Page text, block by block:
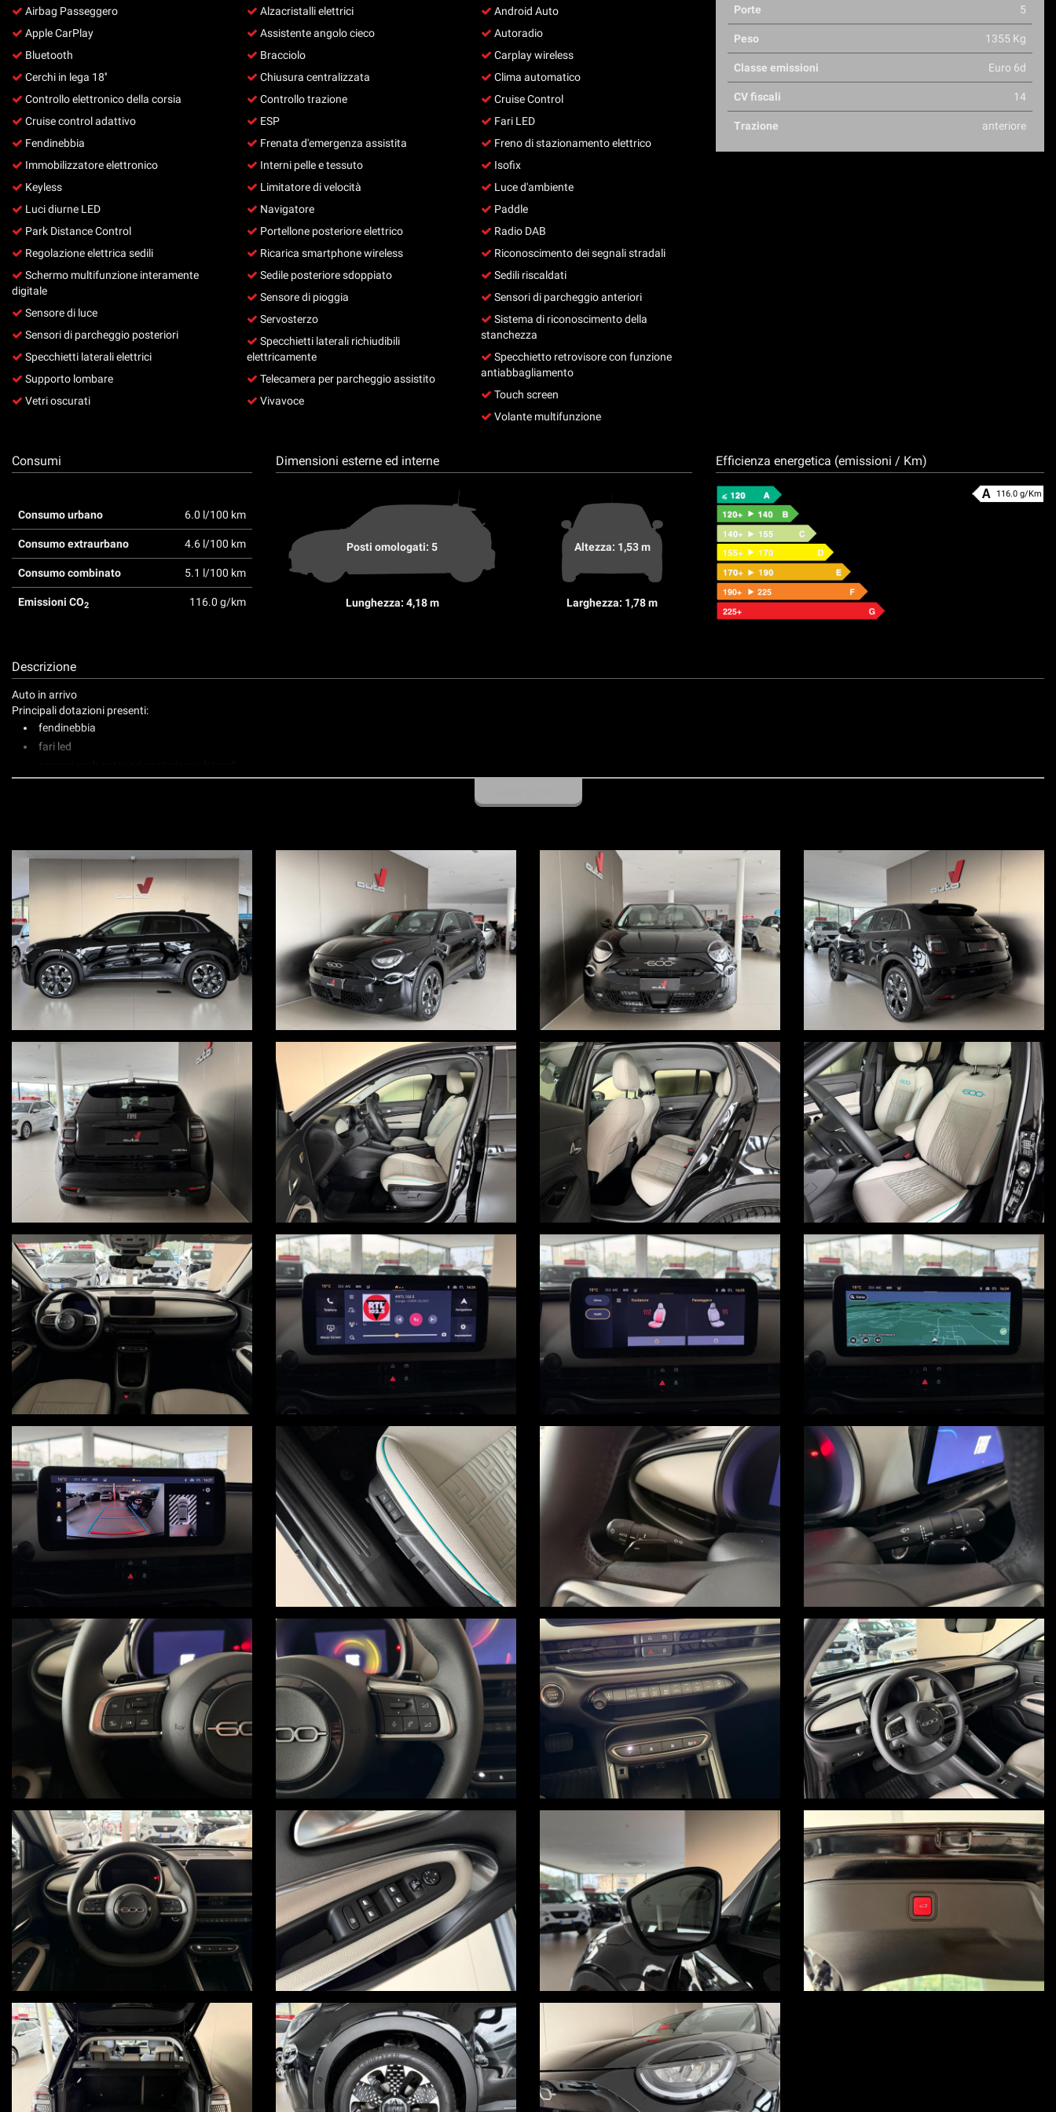
Airbag Passeggero
Apple CarPlay
Bluetooth
Cerchi in lega 18''
Controllo elettronico della corsia
Cruise control adattivo
Fendinebbia
Immobilizzatore elettronico
Keyless
Luci diurne LED
Park Distance Control
Regolazione elettrica sedili
Schermo multifunzione interamente
digitale
Sensore di luce
Sensori di parcheggio posteriori
Specchietti laterali elettrici
Supporto lombare
Vetri oscurati
Alzacristalli elettrici
Assistente angolo cieco
Bracciolo
Chiusura centralizzata
Controllo trazione
ESP
Frenata d'emergenza assistita
Interni pelle e tessuto
Limitatore di velocità
Navigatore
Portellone posteriore elettrico
Ricarica smartphone wireless
Sedile posteriore sdoppiato
Sensore di pioggia
Servosterzo
Specchietti laterali richiudibili
elettricamente
Telecamera per parcheggio assistito
Vivavoce
Android Auto
Autoradio
Carplay wireless
Clima automatico
Cruise Control
Fari LED
Freno di stazionamento elettrico
Isofix
Luce d'ambiente
Paddle
Radio DAB
Riconoscimento dei segnali stradali
Sedili riscaldati
Sensori di parcheggio anteriori
Sistema di riconoscimento della
stanchezza
Specchietto retrovisore con funzione
antiabbagliamento
Touch screen
Volante multifunzione
Porte 5
Peso 1355 Kg
Classe emissioni Euro 6d
CV fiscali 14
Trazione anteriore
Consumi
Consumo urbano 6.0 l/100 km
Consumo extraurbano 4.6 l/100 km
Consumo combinato 5.1 l/100 km
Emissioni CO2 116.0 g/km
Dimensioni esterne ed interne
Posti omologati: 5
Lunghezza: 4,18 m
Altezza: 1,53 m
Larghezza: 1,78 m
Efficienza energetica (emissioni / Km)
116.0 g/Km
Descrizione
Auto in arrivo
Principali dotazioni presenti:
fendinebbia
fari led
radio touch con ricezione dab
bluetooth
carplay wireless
clima automatico
sedili anteriori riscaldati
carica smartphone wireless
controllo elettronico della corsia
limitatore di velocità
cruise control adattivo
alert punto cieco
frenata d'emergenza assistita
keyless
paddle
sedile guida regolabile elettricamente con supporto lombare
sensori luce e pioggia
specchio retrovisore interno elettrocromico
specchi retrovisori esterni regolabili e ripiegabili elettricamente
portellone posteriore elettrico
OFFERTA ABBINATA A PROMO V, VALIDA ESCLUSIVAMENTE CON SOTTOSCRIZIONE DI UN FINANZIAMENTO
Per ulteriori informazioni, visita il nostro sito www.autov.it
Condizioni chiare, certe e trasparenti
Permutiamo o rottamiamo il tuo usato
Consegna a domicilio in tutta Italia, isole comprese, salvo accordo economico
Visita in nostro sito www.autov.it molte foto disponibili
Decliniamo ogni responsabilità per eventuali involontari errori inseriti nell'annuncio, i quali non rappresentano un impegno contrattuale
PER INFO UGO 3664236556 - LUCA 3383597785
questi
strumenti
tracciamento
si
rimanda
cookie
policy.
rivedere
e
modificare
tue
scelte
qualsiasi
momento.
Cookie per il miglioramento dell'esperienza utente
Cookie analitici